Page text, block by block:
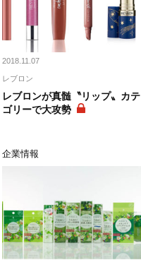
2018.11.07
レブロン
レブロンが真髄〝リップ〟カテ
ゴリーで大攻勢
企業情報